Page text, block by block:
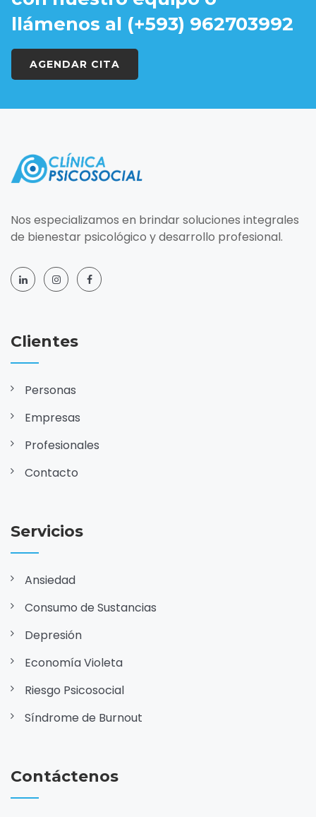
llámenos al (+593) 962703992
AGENDAR CITA
Nos especializamos en brindar soluciones integrales
de bienestar psicológico y desarrollo profesional.
Clientes
Personas
Empresas
Profesionales
Contacto
Servicios
Ansiedad
Consumo de Sustancias
Depresión
Economía Violeta
Riesgo Psicosocial
Síndrome de Burnout
Contáctenos